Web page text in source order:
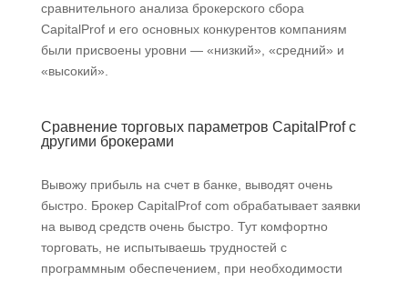
сравнительного анализа брокерского сбора
CapitalProf и его основных конкурентов компаниям
были присвоены уровни — «низкий», «средний» и
«высокий».
Сравнение торговых параметров CapitalProf с
другими брокерами
Вывожу прибыль на счет в банке, выводят очень
быстро. Брокер CapitalProf com обрабатывает заявки
на вывод средств очень быстро. Тут комфортно
торговать, не испытываешь трудностей с
программным обеспечением, при необходимости